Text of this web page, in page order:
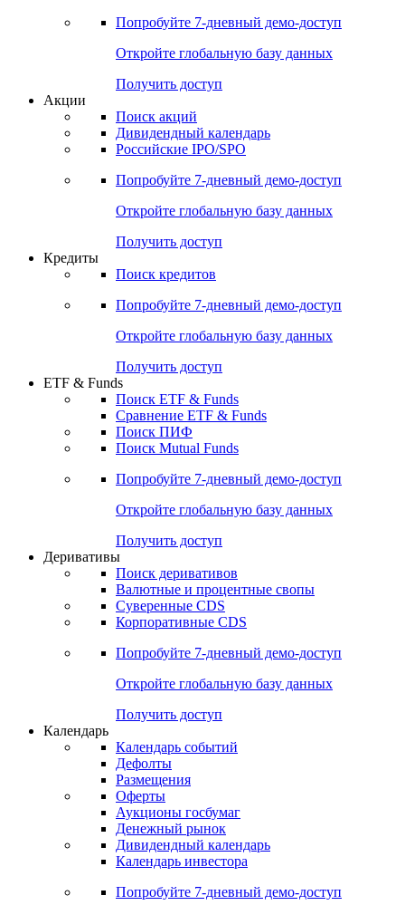
Попробуйте 7-дневный демо-доступ
Откройте глобальную базу данных
Получить доступ
Акции
Поиск акций
Дивидендный календарь
Российские IPO/SPO
Попробуйте 7-дневный демо-доступ
Откройте глобальную базу данных
Получить доступ
Кредиты
Поиск кредитов
Попробуйте 7-дневный демо-доступ
Откройте глобальную базу данных
Получить доступ
ETF & Funds
Поиск ETF & Funds
Сравнение ETF & Funds
Поиск ПИФ
Поиск Mutual Funds
Попробуйте 7-дневный демо-доступ
Откройте глобальную базу данных
Получить доступ
Деривативы
Поиск деривативов
Валютные и процентные свопы
Суверенные CDS
Корпоративные CDS
Попробуйте 7-дневный демо-доступ
Откройте глобальную базу данных
Получить доступ
Календарь
Календарь событий
Дефолты
Размещения
Оферты
Аукционы госбумаг
Денежный рынок
Дивидендный календарь
Календарь инвестора
Попробуйте 7-дневный демо-доступ